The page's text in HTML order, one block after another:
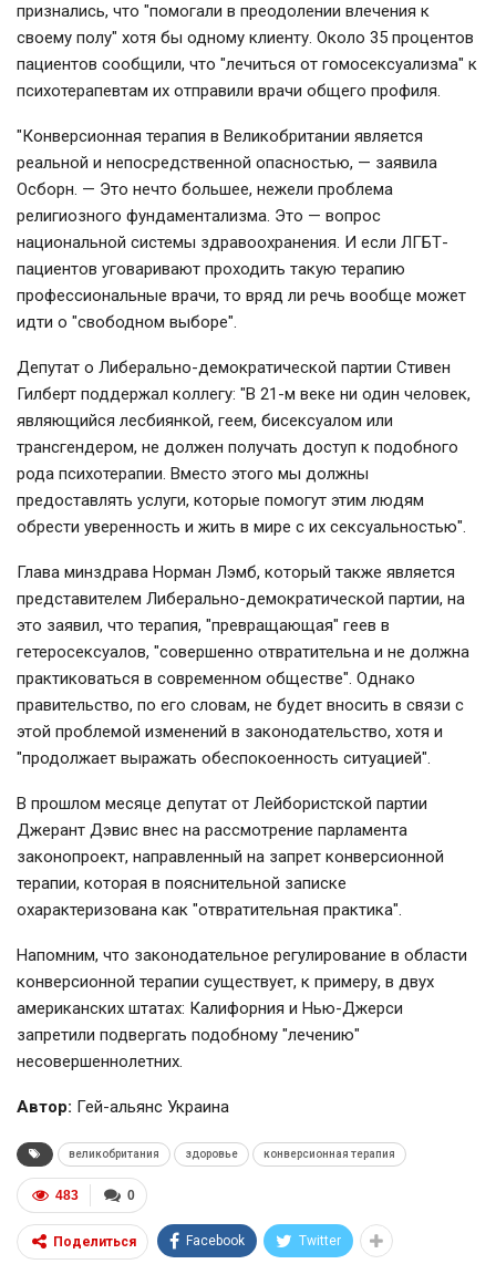
признались, что "помогали в преодолении влечения к
своему полу" хотя бы одному клиенту. Около 35 процентов
пациентов сообщили, что "лечиться от гомосексуализма" к
психотерапевтам их отправили врачи общего профиля.
"Конверсионная терапия в Великобритании является
реальной и непосредственной опасностью, — заявила
Осборн. — Это нечто большее, нежели проблема
религиозного фундаментализма. Это — вопрос
национальной системы здравоохранения. И если ЛГБТ-
пациентов уговаривают проходить такую терапию
профессиональные врачи, то вряд ли речь вообще может
идти о "свободном выборе".
Депутат о Либерально-демократической партии Стивен
Гилберт поддержал коллегу: "В 21-м веке ни один человек,
являющийся лесбиянкой, геем, бисексуалом или
трансгендером, не должен получать доступ к подобного
рода психотерапии. Вместо этого мы должны
предоставлять услуги, которые помогут этим людям
обрести уверенность и жить в мире с их сексуальностью".
Глава минздрава Норман Лэмб, который также является
представителем Либерально-демократической партии, на
это заявил, что терапия, "превращающая" геев в
гетеросексуалов, "совершенно отвратительна и не должна
практиковаться в современном обществе". Однако
правительство, по его словам, не будет вносить в связи с
этой проблемой изменений в законодательство, хотя и
"продолжает выражать обеспокоенность ситуацией".
В прошлом месяце депутат от Лейбористской партии
Джерант Дэвис внес на рассмотрение парламента
законопроект, направленный на запрет конверсионной
терапии, которая в пояснительной записке
охарактеризована как "отвратительная практика".
Напомним, что законодательное регулирование в области
конверсионной терапии существует, к примеру, в двух
американских штатах: Калифорния и Нью-Джерси
запретили подвергать подобному "лечению"
несовершеннолетних.
Автор: Гей-альянс Украина
великобритания здоровье конверсионная терапия
0
483
Поделиться Facebook Twitter